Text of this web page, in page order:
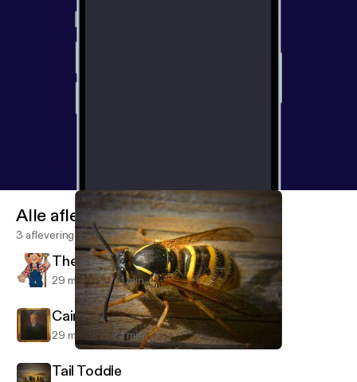
Pod för Bin
Alle afleveringen
3 afleveringen
The Burning of the Piper's Hut
29 mrt 2016 1 min
Cairnomount
29 mrt 2016 1 min
Tail Toddle